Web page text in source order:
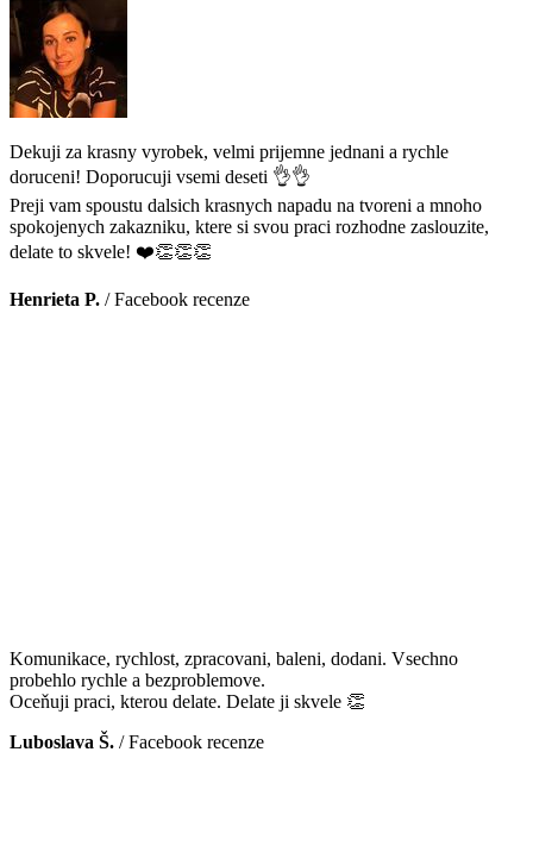
Dekuji za krasny vyrobek, velmi prijemne jednani a rychle
doruceni! Doporucuji vsemi deseti 👌👌
Preji vam spoustu dalsich krasnych napadu na tvoreni a mnoho
spokojenych zakazniku, ktere si svou praci rozhodne zaslouzite,
delate to skvele! ❤️👏👏👏
Henrieta P. /Facebook recenze
Komunikace, rychlost, zpracovani, baleni, dodani. Vsechno
probehlo rychle a bezproblemove.
Oceňuji praci, kterou delate. Delate ji skvele 👏
Luboslava Š. /Facebook recenze